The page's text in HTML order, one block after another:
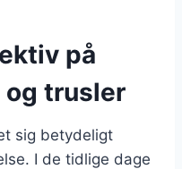
på
trusler
sig betydeligt
I de tidlige dage